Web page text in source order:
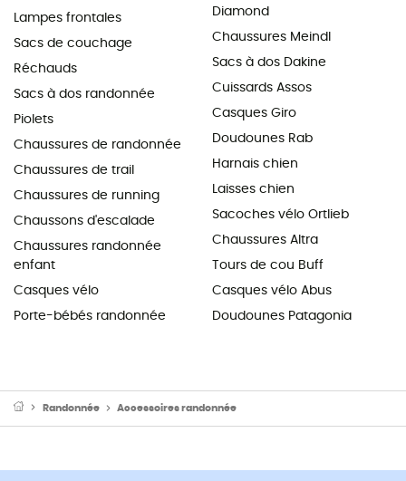
Lampes frontales
Sacs de couchage
Réchauds
Sacs à dos randonnée
Piolets
Chaussures de randonnée
Chaussures de trail
Chaussures de running
Chaussons d'escalade
Chaussures randonnée
enfant
Casques vélo
Porte-bébés randonnée
Diamond
Chaussures Meindl
Sacs à dos Dakine
Cuissards Assos
Casques Giro
Doudounes Rab
Harnais chien
Laisses chien
Sacoches vélo Ortlieb
Chaussures Altra
Tours de cou Buff
Casques vélo Abus
Doudounes Patagonia
Randonnée Accessoires randonnée